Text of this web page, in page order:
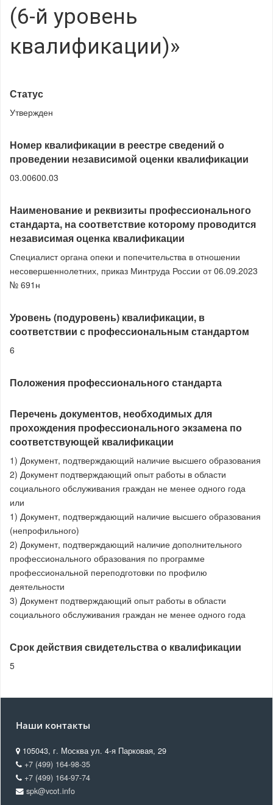
(6-й уровень
квалификации)»
Статус
Утвержден
Номер квалификации в реестре сведений о
проведении независимой оценки квалификации
03.00600.03
Наименование и реквизиты профессионального
стандарта, на соответствие которому проводится
независимая оценка квалификации
Специалист органа опеки и попечительства в отношении
несовершеннолетних, приказ Минтруда России от 06.09.2023
№ 691н
Уровень (подуровень) квалификации, в
соответствии с профессиональным стандартом
6
Положения профессионального стандарта
Перечень документов, необходимых для
прохождения профессионального экзамена по
соответствующей квалификации
1) Документ, подтверждающий наличие высшего образования
2) Документ подтверждающий опыт работы в области
социального обслуживания граждан не менее одного года
или
1) Документ, подтверждающий наличие высшего образования
(непрофильного)
2) Документ, подтверждающий наличие дополнительного
профессионального образования по программе
профессиональной переподготовки по профилю
деятельности
3) Документ подтверждающий опыт работы в области
социального обслуживания граждан не менее одного года
Срок действия свидетельства о квалификации
5
Наши контакты
105043, г. Москва ул. 4-я Парковая, 29
+7 (499) 164-98-35
+7 (499) 164-97-74
spk@vcot.info